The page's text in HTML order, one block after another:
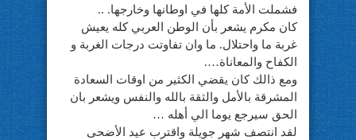
فشملت الأمة كلها في اوطانها وخارجها. ..
كان مكرم يشعر بأن الوطن العربي كله يعيش
غربة ما واحتلال. ما وان تفاوتت درجات الغربة و
الكفاح والمعاناة….
ومع ذالك كان يقضي الكثير من اوقات السعادة
المشرقة بالأمل والثقة بالله والنفس ويشعر بان
الحق سيرجع يوما الي أهله …
لقد انتصف شهر جويلة واقترب عيد الأضحى